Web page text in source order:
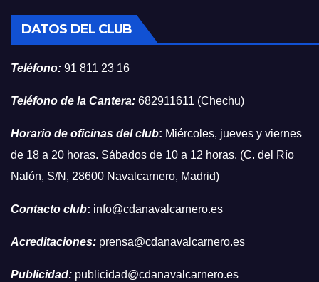
DATOS DEL CLUB
Teléfono: 91 811 23 16
Teléfono de la Cantera: 682911611 (Chechu)
Horario de oficinas del club: Miércoles, jueves y viernes
de 18 a 20 horas. Sábados de 10 a 12 horas. (C. del Río
Nalón, S/N, 28600 Navalcarnero, Madrid)
Contacto club: info@cdanavalcarnero.es
Acreditaciones: prensa@cdanavalcarnero.es
Publicidad: publicidad@cdanavalcarnero.es